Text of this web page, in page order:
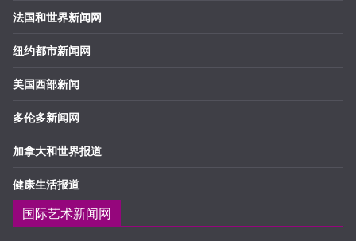
法国和世界新闻网
纽约都市新闻网
美国西部新闻
多伦多新闻网
加拿大和世界报道
健康生活报道
国际艺术新闻网